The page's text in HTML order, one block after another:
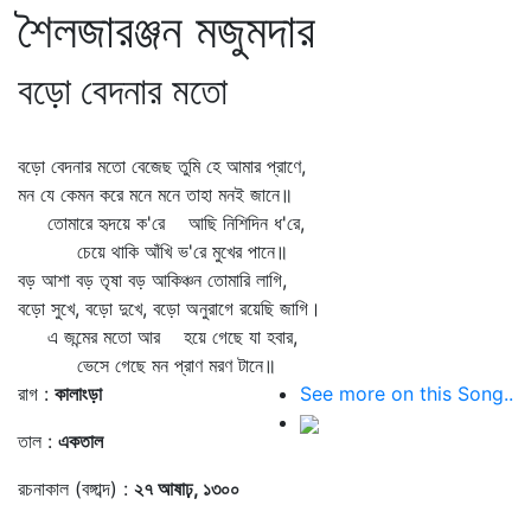
শৈলজারঞ্জন মজুমদার
বড়ো বেদনার মতো
বড়ো বেদনার মতো বেজেছ তুমি হে আমার প্রাণে,
মন যে কেমন করে মনে মনে তাহা মনই জানে॥
তোমারে হৃদয়ে ক'রে আছি নিশিদিন ধ'রে,
চেয়ে থাকি আঁখি ভ'রে মুখের পানে॥
বড় আশা বড় তৃষা বড় আকিঞ্চন তোমারি লাগি,
বড়ো সুখে, বড়ো দুখে, বড়ো অনুরাগে রয়েছি জাগি।
এ জন্মের মতো আর হয়ে গেছে যা হবার,
ভেসে গেছে মন প্রাণ মরণ টানে॥
রাগ : কালাংড়া
তাল : একতাল
রচনাকাল (বঙ্গাব্দ) : ২৭ আষাঢ়, ১৩০০
See more on this Song..